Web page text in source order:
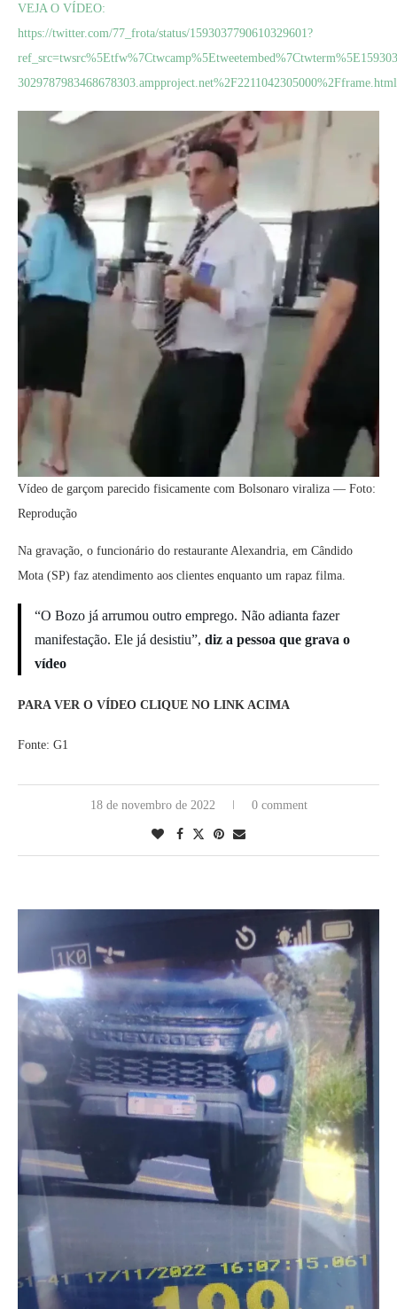
VEJA O VÍDEO:
https://twitter.com/77_frota/status/1593037790610329601?
3029787983468678303.ampproject.net%2F2211042305000%2Fframe.html
Vídeo de garçom parecido fisicamente com Bolsonaro viraliza — Foto:
Reprodução
Na gravação, o funcionário do restaurante Alexandria, em Cândido
Mota (SP) faz atendimento aos clientes enquanto um rapaz filma.
“O Bozo já arrumou outro emprego. Não adianta fazer
manifestação. Ele já desistiu”, diz a pessoa que grava o
vídeo
PARA VER O VÍDEO CLIQUE NO LINK ACIMA
Fonte: G1
18 de novembro de 2022 0 comment